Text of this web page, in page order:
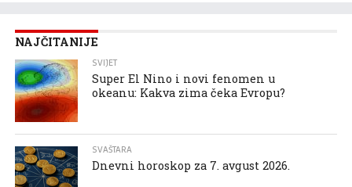
NAJČITANIJE
SVIJET
Super El Nino i novi fenomen u
okeanu: Kakva zima čeka Evropu?
SVAŠTARA
Dnevni horoskop za 7. avgust 2026.